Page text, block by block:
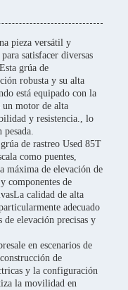
pieza versátil y
satisfacer diversas
grúa de
robusta y su alta
está equipado con la
un motor de alta
y resistencia., lo
pesada.
de rastreo Used 85T
como puentes,
máxima de elevación de
componentes de
calidad de alta
adecuado
de elevación precisas y
en escenarios de
de
y la configuración
la movilidad en